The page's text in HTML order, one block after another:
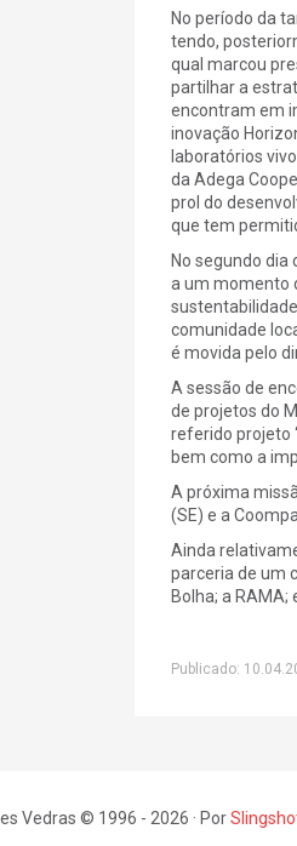
No período da
tendo,
qual marcou
partilhar a
encontram em
inovação
laboratórios
da Adega
prol do
que tem
No segundo dia
a um momento
comunidade
é movida pelo
A sessão de
de projetos do
referido projeto
bem como a
A próxima
(SE) e a
Ainda
parceria de um
Bolha; a RAMA;
Publicado:
Vedras © 1996 - 2026 · Por